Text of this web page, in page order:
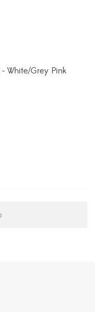
White/Grey Pink